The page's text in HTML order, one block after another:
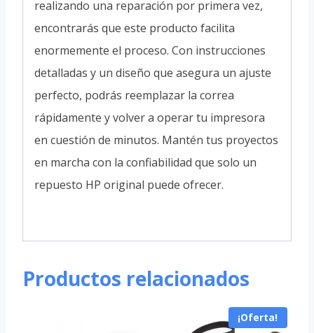
realizando una reparación por primera vez,
encontrarás que este producto facilita
enormemente el proceso. Con instrucciones
detalladas y un diseño que asegura un ajuste
perfecto, podrás reemplazar la correa
rápidamente y volver a operar tu impresora
en cuestión de minutos. Mantén tus proyectos
en marcha con la confiabilidad que solo un
repuesto HP original puede ofrecer.
Productos relacionados
¡Oferta!